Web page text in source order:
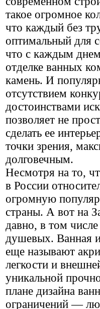
такое огромное
что каждый без
оптимальный для
что с каждым
отделке ванных
камень. И
отсутствием
достоинствами
позволяет не
сделать ее
точки зрения,
долговечным.
Несмотря на то,
в России
огромную
страны. А вот на
давно, в том
душевых. Ванная
еще называют
легкости и
уникальной
плане дизайна
ограничений —